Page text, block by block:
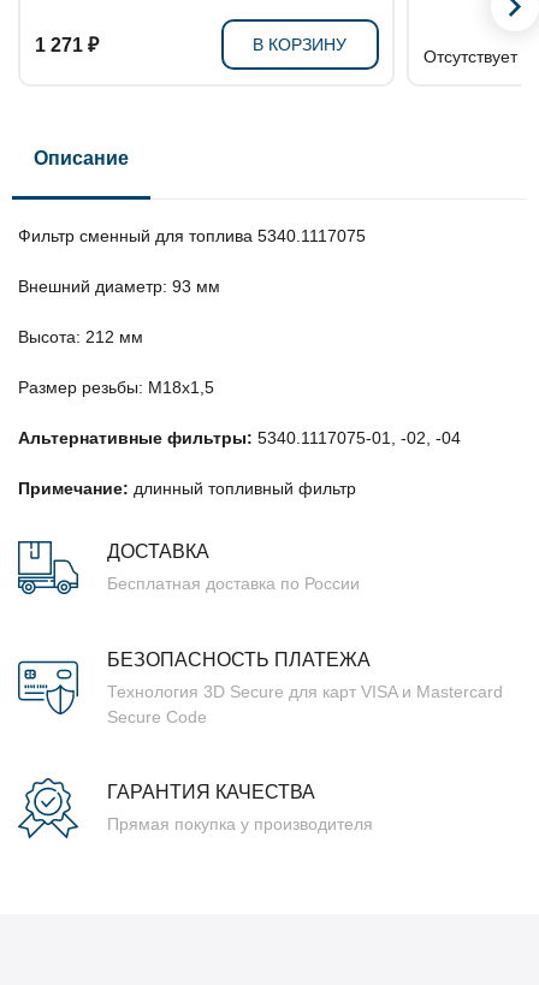
1 271 ₽ В КОРЗИНУ
Отсутствует
Описание
Фильтр сменный для топлива 5340.1117075
Внешний диаметр: 93 мм
Высота: 212 мм
Размер резьбы: М18х1,5
Альтернативные фильтры: 5340.1117075-01, -02, -04
Примечание: длинный топливный фильтр
ДОСТАВКА
Бесплатная доставка по России
БЕЗОПАСНОСТЬ ПЛАТЕЖА
Технология 3D Secure для карт VISA и Mastercard
Secure Code
ГАРАНТИЯ КАЧЕСТВА
Прямая покупка у производителя